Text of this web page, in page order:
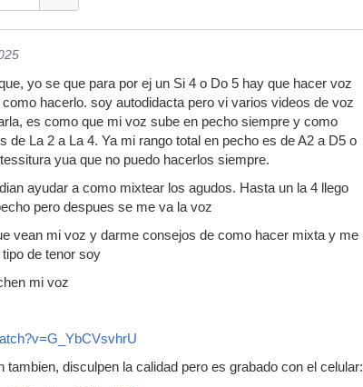
yo se que para por ej un Si 4 o Do 5 hay que hacer voz
hacerlo. soy autodidacta pero vi varios videos de voz
es como que mi voz sube en pecho siempre y como
de La 2 a La 4. Ya mi rango total en pecho es de A2 a D5 o
yua que no puedo hacerlos siempre.
ayudar a como mixtear los agudos. Hasta un la 4 llego
pero despues se me va la voz
vean mi voz y darme consejos de como hacer mixta y me
de tenor soy
mi voz
tambien, disculpen la calidad pero es grabado con el celular: